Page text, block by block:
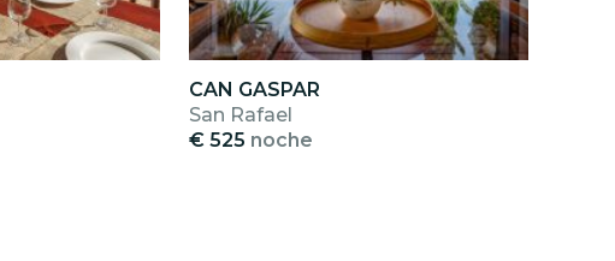
CAN GASPAR
San Rafael
€ 525 noche